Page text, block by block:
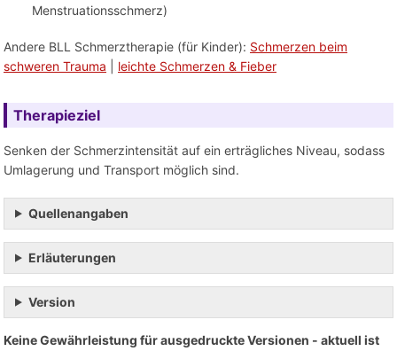
Menstruationsschmerz)
Andere BLL Schmerztherapie (für Kinder): Schmerzen beim
schweren Trauma
leichte Schmerzen & Fieber
Therapieziel
Senken der Schmerzintensität auf ein erträgliches Niveau, sodass
Umlagerung und Transport möglich sind.
Quellenangaben
Erläuterungen
Version
Keine Gewährleistung für ausgedruckte Versionen - aktuell ist